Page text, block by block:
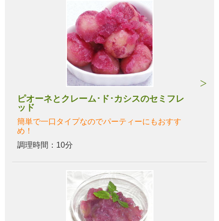
ピオーネとクレーム･ド･カシスのセミフレ
ッド
簡単で一口タイプなのでパーティーにもおすす
め！
調理時間：10分